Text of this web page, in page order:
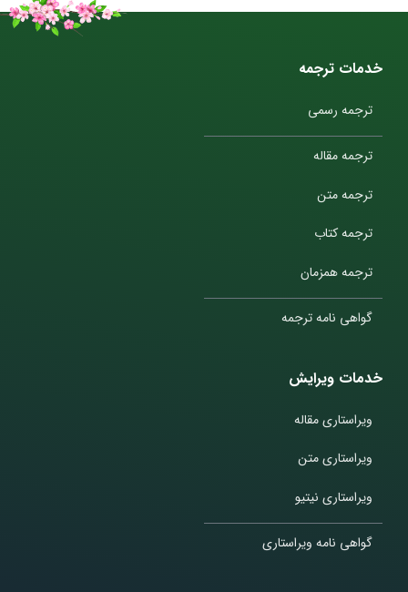
خدمات ترجمه
ترجمه رسمی
ترجمه مقاله
ترجمه متن
ترجمه کتاب
ترجمه همزمان
گواهی نامه ترجمه
خدمات ویرایش
ویراستاری مقاله
ویراستاری متن
ویراستاری نیتیو
گواهی نامه ویراستاری